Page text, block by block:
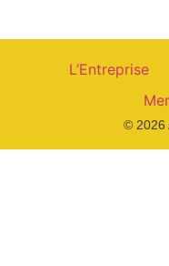
L’Entreprise
© 2026